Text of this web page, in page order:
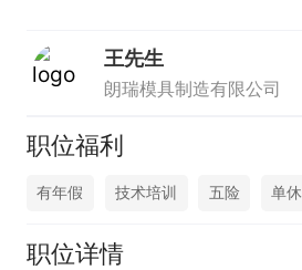
王先生
朗瑞模具制造有限公司
职位福利
有年假 技术培训 五险 单休
职位详情